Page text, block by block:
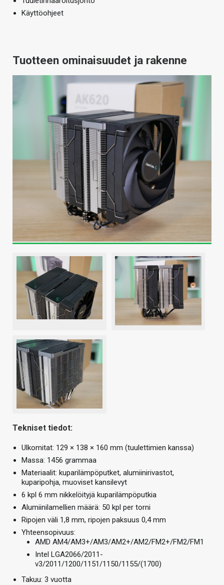
Käyttöohjeet
Tuotteen ominaisuudet ja rakenne
Tekniset tiedot:
Ulkomitat: 129 × 138 × 160 mm (tuulettimien kanssa)
Massa: 1456 grammaa
Materiaalit: kuparilämpöputket, alumiinirivastot,
kuparipohja, muoviset kansilevyt
6 kpl 6 mm nikkelöityjä kuparilämpöputkia
Alumiinilamellien määrä: 50 kpl per torni
Ripojen väli 1,8 mm, ripojen paksuus 0,4 mm
Yhteensopivuus:
AMD AM4/AM3+/AM3/AM2+/AM2/FM2+/FM2/FM1
Intel LGA2066/2011-
v3/2011/1200/1151/1150/1155/(1700)
Takuu: 3 vuotta